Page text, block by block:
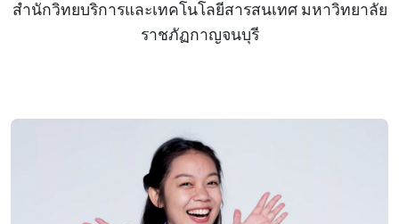
สำนักวิทยบริการและเทคโนโลยีสารสนเทศ มหาวิทยาลัย
ราชภัฏกาญจนบุรี